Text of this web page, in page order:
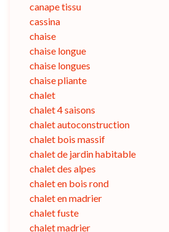
canape tissu
cassina
chaise
chaise longue
chaise longues
chaise pliante
chalet
chalet 4 saisons
chalet autoconstruction
chalet bois massif
chalet de jardin habitable
chalet des alpes
chalet en bois rond
chalet en madrier
chalet fuste
chalet madrier